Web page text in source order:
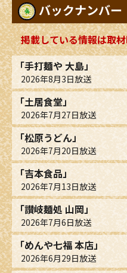
バックナンバー
掲載している情報は取
「手打麺や 大島」
2026年8月3日放送
「土居食堂」
2026年7月27日放送
「松原うどん」
2026年7月20日放送
「吉本食品」
2026年7月13日放送
「讃岐麺処 山岡」
2026年7月6日放送
「めんや七福 本店」
2026年6月29日放送